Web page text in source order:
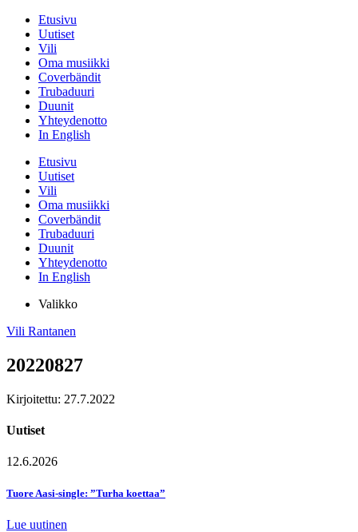
Etusivu
Uutiset
Vili
Oma musiikki
Coverbändit
Trubaduuri
Duunit
Yhteydenotto
In English
Etusivu
Uutiset
Vili
Oma musiikki
Coverbändit
Trubaduuri
Duunit
Yhteydenotto
In English
Valikko
Vili Rantanen
20220827
Kirjoitettu: 27.7.2022
Uutiset
12.6.2026
Tuore Aasi-single: ”Turha koettaa”
Lue uutinen